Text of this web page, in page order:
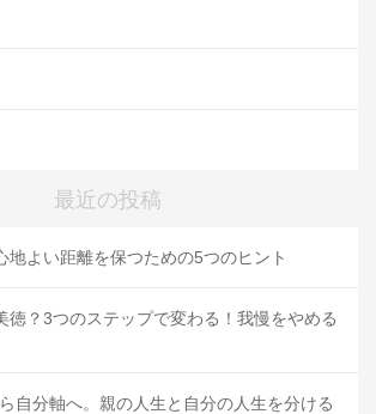
最近の投稿
地よい距離を保つための5つのヒント
徳？3つのステップで変わる！我慢をやめる
自分軸へ。親の人生と自分の人生を分ける